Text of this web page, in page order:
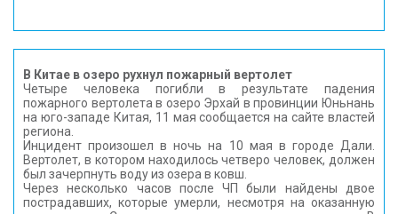
В Китае в озеро рухнул пожарный вертолет
Четыре человека погибли в результате падения
пожарного вертолета в озеро Эрхай в провинции Юньнань
на юго-западе Китая, 11 мая сообщается на сайте властей
региона.
Инцидент произошел в ночь на 10 мая в городе Дали.
Вертолет, в котором находилось четверо человек, должен
был зачерпнуть воду из озера в ковш.
Через несколько часов после ЧП были найдены двое
пострадавших, которые умерли, несмотря на оказанную